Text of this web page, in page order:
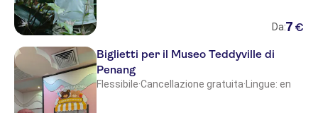
Da:7 €
Biglietti per il Museo Teddyville di
Penang
Flessibile·Cancellazione gratuita· Lingue: en